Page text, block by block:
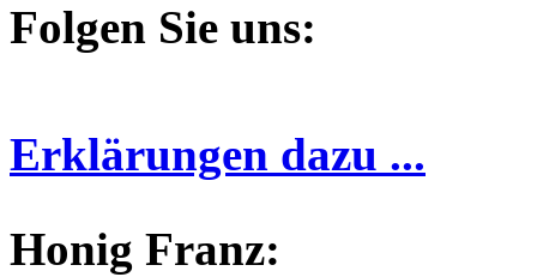
Folgen Sie uns:
Erklärungen dazu ...
Honig Franz: